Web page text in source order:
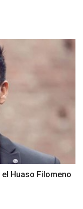
Huaso Filomeno